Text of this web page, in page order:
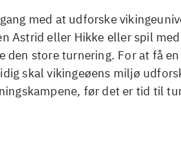
med at udforske
Astrid eller Hikke eller spil med
den store turnering. For at få
skal vikingeøens miljø
før det er tid til